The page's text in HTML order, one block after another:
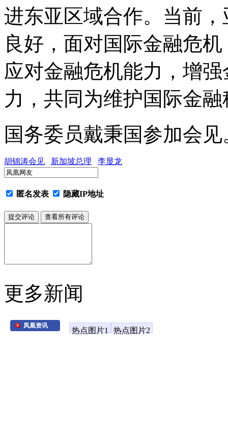
进东亚区域合作。当前
良好，面对国际金融危
应对金融危机能力，增
力，共同为维护国际金
国务委员戴秉国参加会见
胡锦涛会见 新加坡总理 李显龙
匿名发表 隐藏IP地址
更多新闻
凤凰资讯
热点图片1 热点图片2